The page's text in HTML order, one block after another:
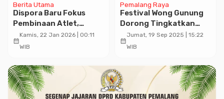
Berita Utama
Dispora Baru Fokus
Pembinaan Atlet,
Wagub: Jateng Target
Tiga Besar
calendar_month
Kamis, 22 Jan 2026 | 00:11
WIB
Pemalang Raya
Festival Wong Gunung
Dorong Tingkatkan
Ekonomi Kreatif di
Pemalang
calendar_month
Jumat, 19 Sep 2025 | 15:22
WIB